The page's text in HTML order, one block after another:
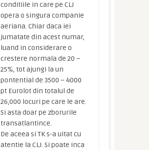
conditiile in care pe CLJ
opera o singura companie
aeriana. Chiar daca iei
jumatate din acest numar,
luand in considerare o
crestere normala de 20 –
25%, tot ajungi la un
pontential de 3500 – 4000
pt Eurolot din totalul de
26,000 locuri pe care le are.
Si asta doar pe zborurile
transatlantince.
De aceea si TK s-a uitat cu
atentie la CLJ. Si poate inca